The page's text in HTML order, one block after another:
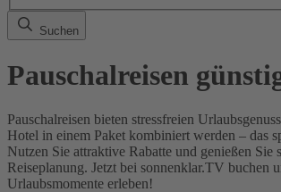
Suchen
Pauschalreisen
Pauschalreisen bieten stressfreien
Hotel in einem Paket kombiniert werden – das
Nutzen Sie attraktive Rabatte und genießen Sie
Reiseplanung. Jetzt bei sonnenklar.TV buchen
Urlaubsmomente erleben!